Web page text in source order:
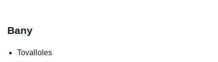
Bany
Tovalloles